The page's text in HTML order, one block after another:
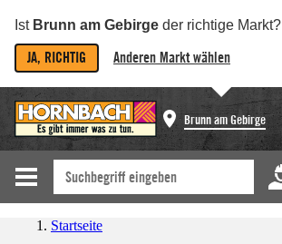
Ist Brunn am Gebirge der richtige Markt?
JA, RICHTIG Anderen Markt wählen
Brunn am Gebirge
Startseite